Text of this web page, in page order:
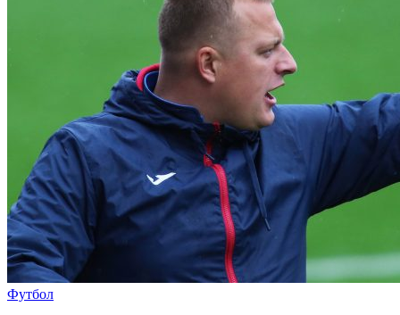
Футбол